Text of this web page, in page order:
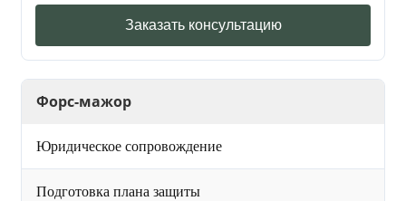
Заказать консультацию
Форс-мажор
Юридическое сопровождение
Подготовка плана защиты